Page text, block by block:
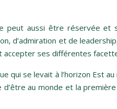
peut aussi être réservée et
d’admiration et de
accepter ses différentes
qui se levait à l’horizon Est
au monde et la